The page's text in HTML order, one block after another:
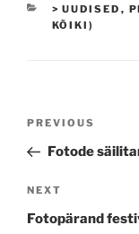
CATEGORIES
> UUDISED ,
KÕIKI)
Navigeerimine
Previous
Post
PREVIOUS
Fotode
Next
Post
NEXT
Fotopärand